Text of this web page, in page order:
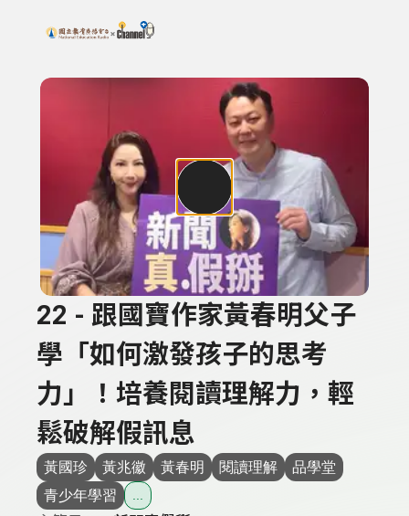
上方功能區塊
搜尋關鍵字：可輸入節目名稱、主持人或關鍵字
22 - 跟國寶作家黃春明父子
學「如何激發孩子的思考
力」！培養閱讀理解力，輕
鬆破解假訊息
黃國珍 黃兆徽 黃春明 閱讀理解
品學堂
青少年學習